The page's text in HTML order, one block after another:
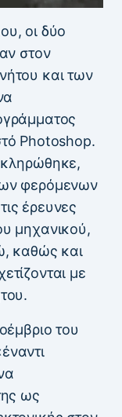
οι δύο
στον
και των
Photoshop.
φερόμενων
έρευνες
μηχανικού,
καθώς και
με
του
ως